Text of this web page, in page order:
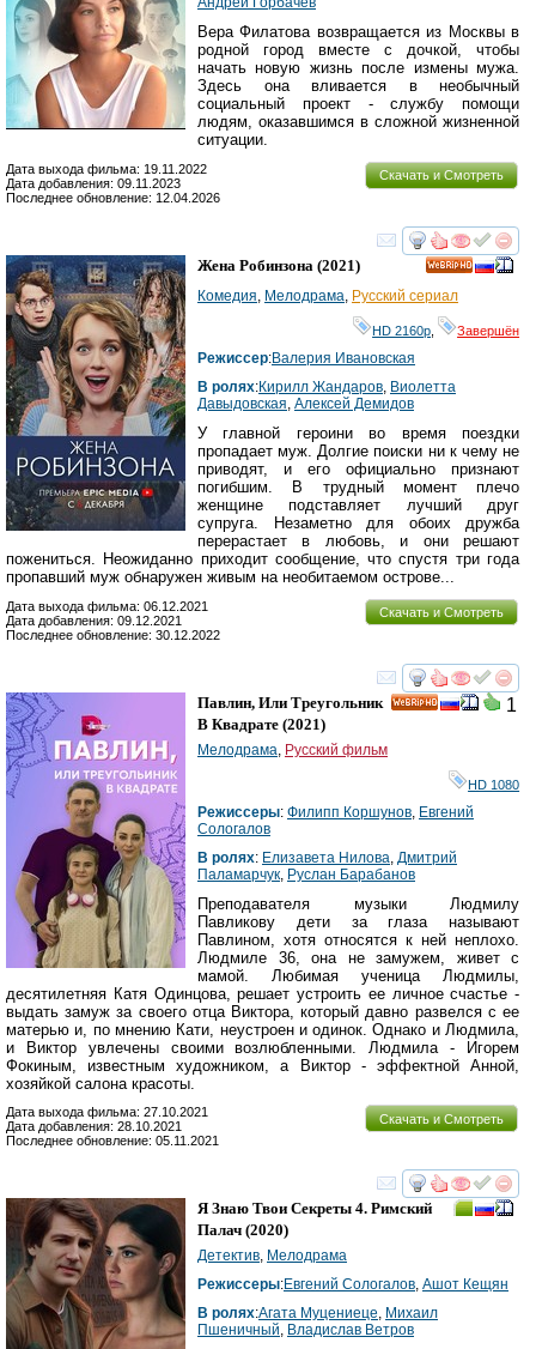
Вера Филатова возвращается из Москвы в
родной город вместе с дочкой, чтобы
начать новую жизнь после измены мужа.
Здесь она вливается в необычный
социальный проект - службу помощи
людям, оказавшимся в сложной жизненной
ситуации.
Скачать и Смотреть
Дата выхода фильма: 19.11.2022
Дата добавления: 09.11.2023
Последнее обновление: 12.04.2026
смотреть
Жена Робинзона (2021)
Комедия, Мелодрама, Русский сериал
HD 2160р Завершён
Режиссер:Валерия Ивановская
В ролях:Кирилл Жандаров, Виолетта
Давыдовская, Алексей Демидов
У главной героини во время поездки
пропадает муж. Долгие поиски ни к чему не
приводят, и его официально признают
погибшим. В трудный момент плечо
женщине подставляет лучший друг
супруга. Незаметно для обоих дружба
перерастает в любовь, и они решают
пожениться. Неожиданно приходит сообщение, что спустя три года
пропавший муж обнаружен живым на необитаемом острове...
Скачать и Смотреть
Дата выхода фильма: 06.12.2021
Дата добавления: 09.12.2021
Последнее обновление: 30.12.2022
смотреть
1
Павлин, Или Треугольник
В Квадрате (2021)
Мелодрама Русский фильм
HD 1080
Режиссеры: Филипп Коршунов Евгений
Сологалов
В ролях: Елизавета Нилова Дмитрий
Паламарчук Руслан Барабанов
Преподавателя музыки Людмилу
Павликову дети за глаза называют
Павлином, хотя относятся к ней неплохо.
Людмиле 36, она не замужем, живет с
мамой. Любимая ученица Людмилы,
десятилетняя Катя Одинцова, решает устроить ее личное счастье -
выдать замуж за своего отца Виктора, который давно развелся с ее
матерью и, по мнению Кати, неустроен и одинок. Однако и Людмила,
и Виктор увлечены своими возлюбленными. Людмила - Игорем
Фокиным, известным художником, а Виктор - эффектной Анной,
хозяйкой салона красоты.
Скачать и Смотреть
Дата выхода фильма: 27.10.2021
Дата добавления: 28.10.2021
Последнее обновление: 05.11.2021
смотреть
Я Знаю Твои Секреты 4. Римский
Палач (2020)
Детектив, Мелодрама
Режиссеры:Евгений Сологалов, Ашот Кещян
В ролях:Агата Муцениеце, Михаил
Пшеничный, Владислав Ветров